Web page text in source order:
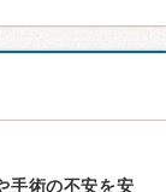
手術の不安を安